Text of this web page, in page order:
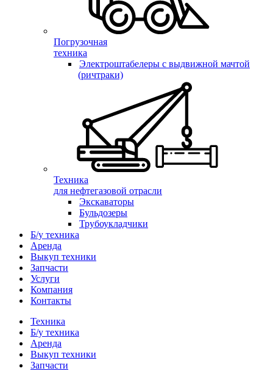
Погрузочная
техника
Электроштабелеры с выдвижной мачтой
(ричтраки)
Техника
для нефтегазовой отрасли
Экскаваторы
Бульдозеры
Трубоукладчики
Б/у техника
Аренда
Выкуп техники
Запчасти
Услуги
Компания
Контакты
Техника
Б/у техника
Аренда
Выкуп техники
Запчасти